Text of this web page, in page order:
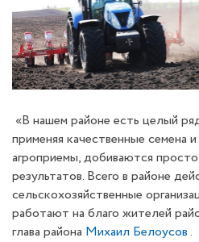
«В нашем районе есть целый
применяя качественные семена
агроприемы, добиваются
результатов. Всего в районе
сельскохозяйственные
работают на благо жителей
глава района Михаил Белоусов.